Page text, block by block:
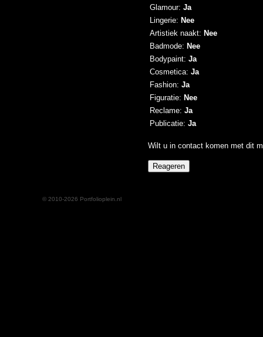
Glamour: Ja
Lingerie: Nee
Artistiek naakt: Nee
Badmode: Nee
Bodypaint: Ja
Cosmetica: Ja
Fashion: Ja
Figuratie: Nee
Reclame: Ja
Publicatie: Ja
Wilt u in contact komen met dit
© 2010-2026 Portfolioplein.nl